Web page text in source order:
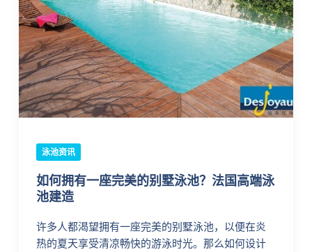
泳池资讯
如何拥有一座完美的别墅泳池？法国高端泳
池建造
许多人都渴望拥有一座完美的别墅泳池，以便在炎
热的夏天享受清凉畅快的游泳时光。那么如何设计